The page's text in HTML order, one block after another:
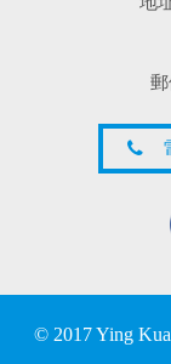
© 2017 Ying